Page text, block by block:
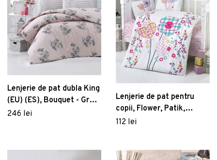
Lenjerie de pat dubla King
(EU) (ES), Bouquet - Grey,
Victoria, Bumbac
246 lei
Lenjerie de pat pentru
copii, Flower, Patik,
Bumbac Ranforce
112 lei